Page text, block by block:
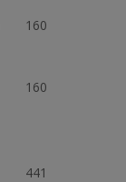
160
160
441